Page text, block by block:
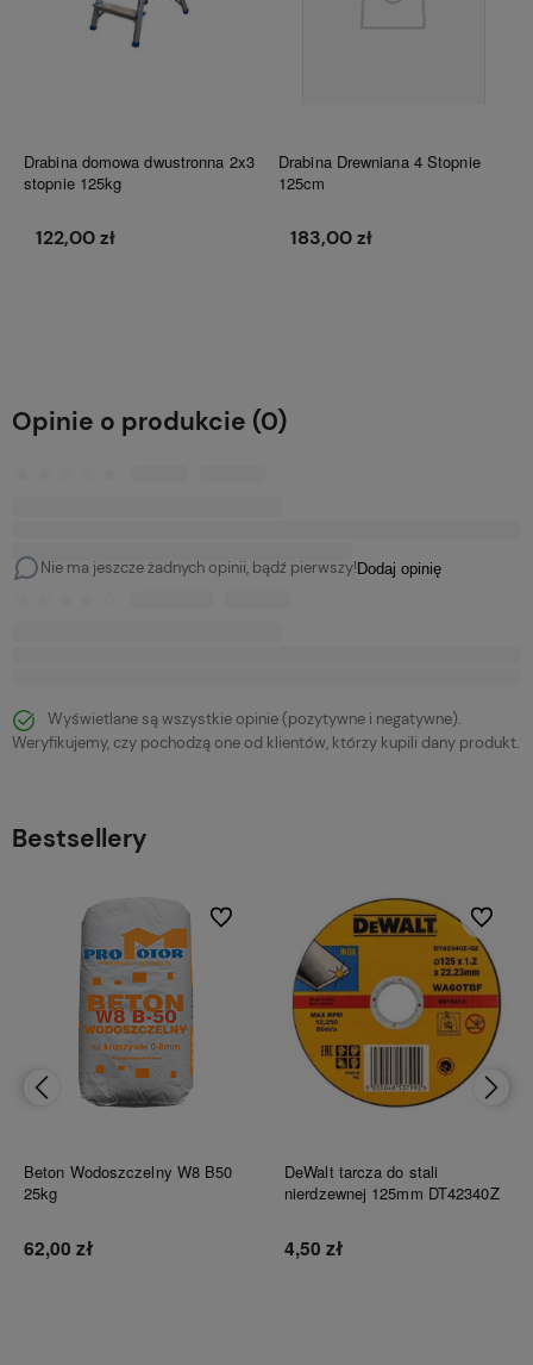
Drabina domowa dwustronna 2x3
stopnie 125kg
122,00 zł
Drabina Drewniana 4 Stopnie
125cm
183,00 zł
Opinie o produkcie (0)
Nie ma jeszcze żadnych opinii, bądź pierwszy!Dodaj opinię
Wyświetlane są wszystkie opinie (pozytywne i negatywne).
Weryfikujemy, czy pochodzą one od klientów, którzy kupili dany produkt.
Bestsellery
Beton Wodoszczelny W8 B50
25kg
62,00 zł
Do ulubionych
DeWalt tarcza do stali
nierdzewnej 125mm DT42340Z
4,50 zł
Do